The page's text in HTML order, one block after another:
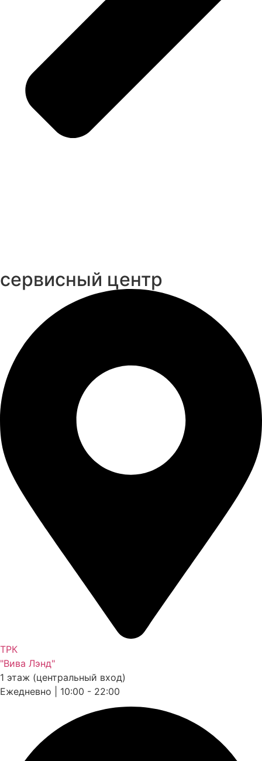
cервисный центр
ТРК
"Вива Лэнд"
1 этаж (центральный вход)
Ежедневно | 10:00 - 22:00